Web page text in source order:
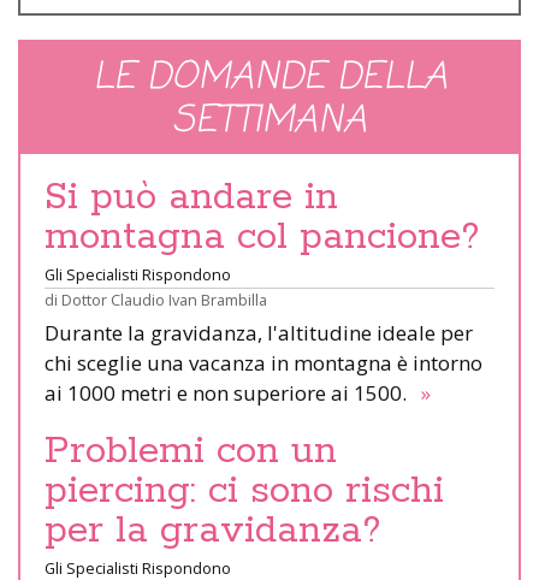
LE DOMANDE DELLA
SETTIMANA
Si può andare in
montagna col pancione?
Gli Specialisti Rispondono
di Dottor Claudio Ivan Brambilla
Durante la gravidanza, l'altitudine ideale per
chi sceglie una vacanza in montagna è intorno
ai 1000 metri e non superiore ai 1500. »
Problemi con un
piercing: ci sono rischi
per la gravidanza?
Gli Specialisti Rispondono